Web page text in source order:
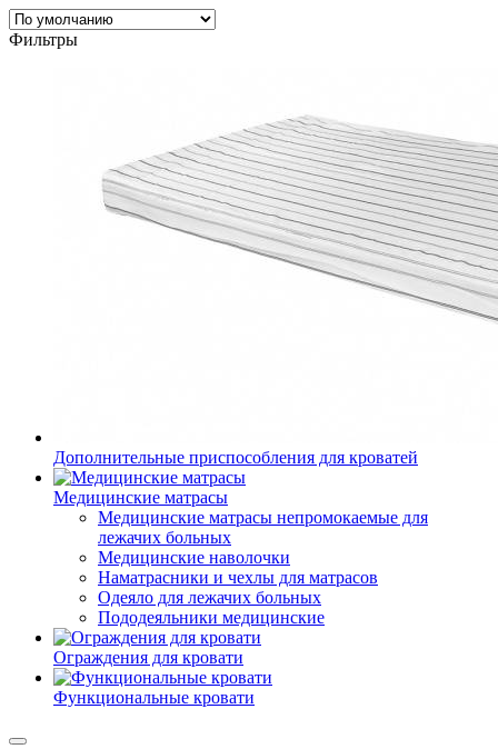
Фильтры
Дополнительные приспособления для кроватей
Медицинские матрасы
Медицинские матрасы непромокаемые для
лежачих больных
Медицинские наволочки
Наматрасники и чехлы для матрасов
Одеяло для лежачих больных
Пододеяльники медицинские
Ограждения для кровати
Функциональные кровати